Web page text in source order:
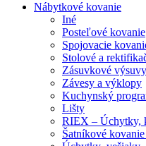
Nábytkové kovanie
Iné
Posteľové kovanie
Spojovacie
Stolové a
Zásuvkové výsuvy
Závesy a výklopy
Kuchynský
Lišty
RIEX – Úchytky,
Šatníkové